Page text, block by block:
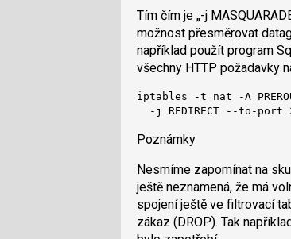
Tím čím je „-j
možnost přesměrovat
například použít program
všechny HTTP požadavky
iptables -t nat -A
-j REDIRECT --to-port
Poznámky
Nesmíme zapomínat na
ještě neznamená, že má
spojení ještě ve filtrovací
zákaz (DROP). Tak